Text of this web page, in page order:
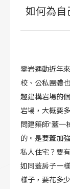
如何為自
攀岩運動近年
校、公私團體
趣建構岩場的
岩場，大概要
問建築師“蓋一
的。是要蓋加
私人住宅？要
如同蓋房子一
樣子，要花多